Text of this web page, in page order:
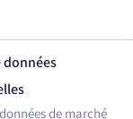
données
de marché